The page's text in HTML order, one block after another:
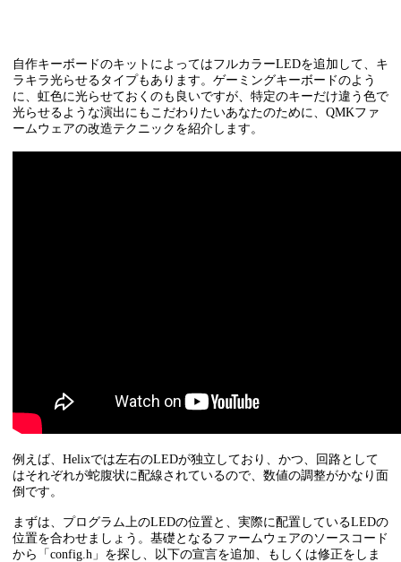
自作キーボードのキットによってはフルカラーLEDを追加して、キ
ラキラ光らせるタイプもあります。ゲーミングキーボードのよう
に、虹色に光らせておくのも良いですが、特定のキーだけ違う色で
光らせるような演出にもこだわりたいあなたのために、QMKファ
ームウェアの改造テクニックを紹介します。
例えば、Helixでは左右のLEDが独立しており、かつ、回路として
はそれぞれが蛇腹状に配線されているので、数値の調整がかなり面
倒です。
まずは、プログラム上のLEDの位置と、実際に配置しているLEDの
位置を合わせましょう。基礎となるファームウェアのソースコード
から「config.h」を探し、以下の宣言を追加、もしくは修正をしま